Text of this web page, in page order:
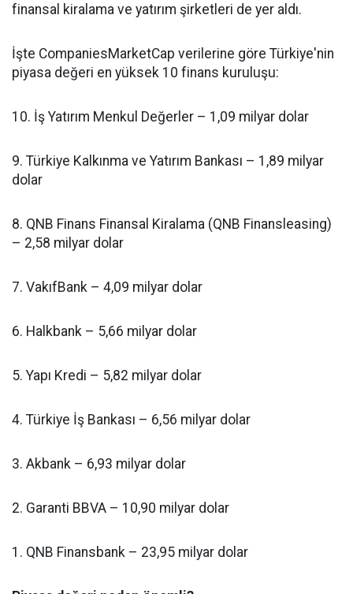
finansal kiralama ve yatırım şirketleri de yer aldı.
İşte CompaniesMarketCap verilerine göre Türkiye'nin
piyasa değeri en yüksek 10 finans kuruluşu:
10. İş Yatırım Menkul Değerler – 1,09 milyar dolar
9. Türkiye Kalkınma ve Yatırım Bankası – 1,89 milyar
dolar
8. QNB Finans Finansal Kiralama (QNB Finansleasing)
– 2,58 milyar dolar
7. VakıfBank – 4,09 milyar dolar
6. Halkbank – 5,66 milyar dolar
5. Yapı Kredi – 5,82 milyar dolar
4. Türkiye İş Bankası – 6,56 milyar dolar
3. Akbank – 6,93 milyar dolar
2. Garanti BBVA – 10,90 milyar dolar
1. QNB Finansbank – 23,95 milyar dolar